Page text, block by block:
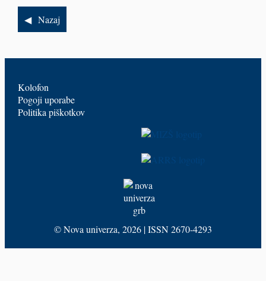
Nazaj
Kolofon
Pogoji uporabe
Politika piškotkov
©Nova univerza, 2026 | ISSN 2670-4293